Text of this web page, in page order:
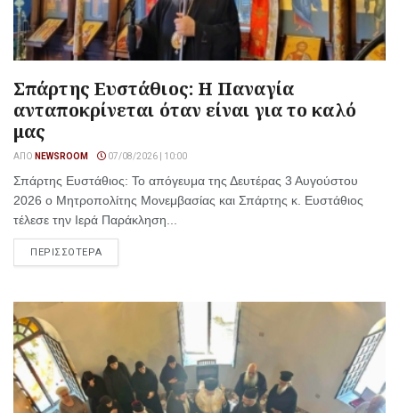
Σπάρτης Ευστάθιος: Η Παναγία
ανταποκρίνεται όταν είναι για το καλό
μας
ΑΠΌ NEWSROOM 07/08/2026 | 10:00
Σπάρτης Ευστάθιος: Το απόγευμα της Δευτέρας 3 Αυγούστου
2026 ο Μητροπολίτης Μονεμβασίας και Σπάρτης κ. Ευστάθιος
τέλεσε την Ιερά Παράκληση...
ΠΕΡΙΣΣΟΤΕΡΑ